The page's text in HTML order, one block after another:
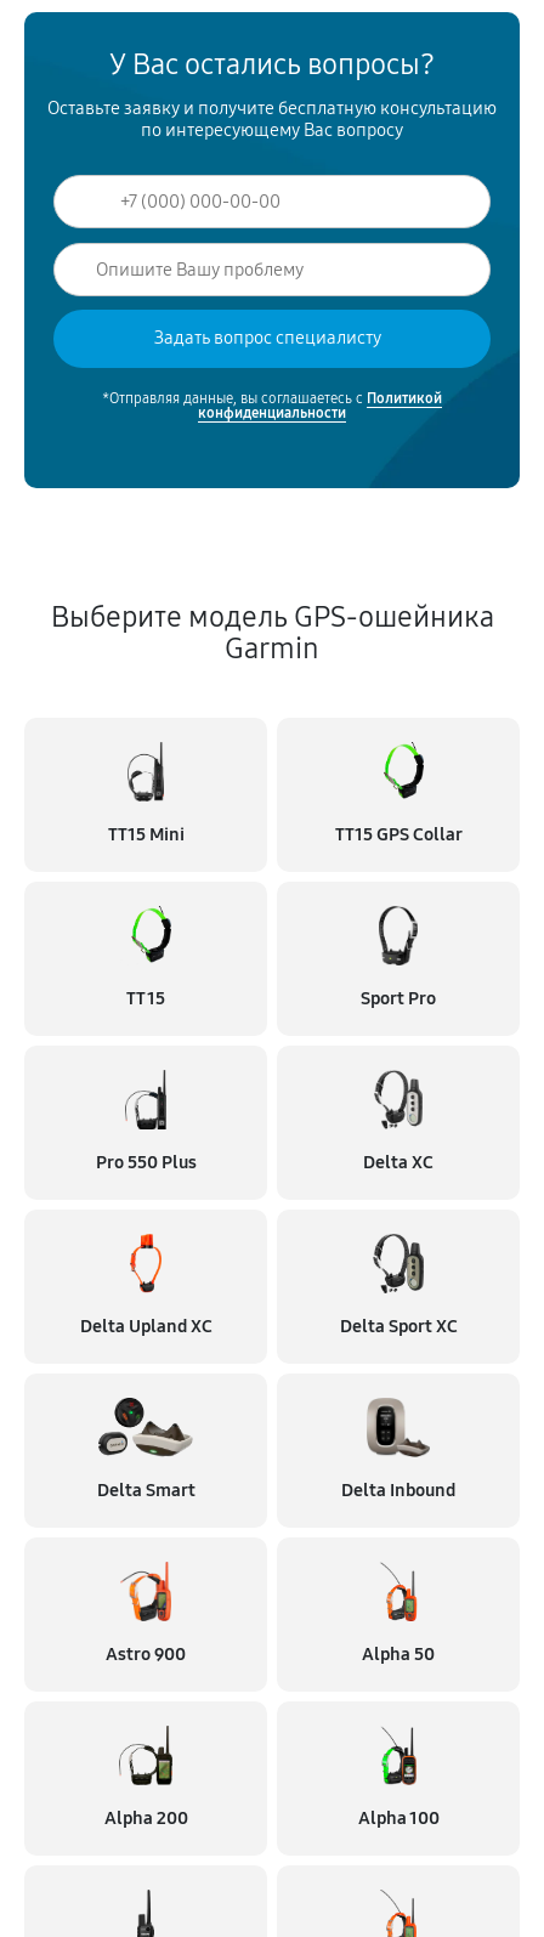
У Вас остались вопросы?
Оставьте заявку и получите бесплатную консультацию
по интересующему Вас вопросу
*Отправляя данные, вы соглашаетесь с Политикой
конфиденциальности
Выберите модель GPS-ошейника
Garmin
TT15 Mini TT15 GPS Collar
TT 15 Sport Pro
Pro 550 Plus Delta XC
Delta Upland XC Delta Sport XC
Delta Smart Delta Inbound
Astro 900 Alpha 50
Alpha 200 Alpha 100